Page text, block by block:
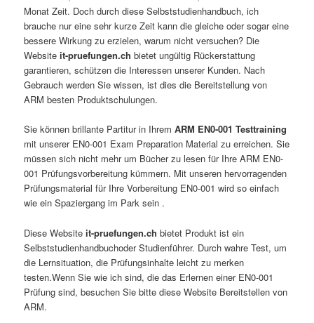
Monat Zeit. Doch durch diese Selbststudienhandbuch, ich
brauche nur eine sehr kurze Zeit kann die gleiche oder sogar eine
bessere Wirkung zu erzielen, warum nicht versuchen? Die
Websiteit-pruefungen.ch bietet ungültig Rückerstattung
garantieren, schützen die Interessen unserer Kunden. Nach
Gebrauch werden Sie wissen, ist dies die Bereitstellung von
ARM besten Produktschulungen.
Sie können brillante Partitur in IhremARM EN0-001 Testtraining
mit unserer EN0-001 Exam Preparation Material zu erreichen. Sie
müssen sich nicht mehr um Bücher zu lesen für Ihre ARM EN0-
001 Prüfungsvorbereitung kümmern. Mit unseren hervorragenden
Prüfungsmaterial für Ihre Vorbereitung EN0-001 wird so einfach
wie ein Spaziergang im Park sein .
Diese Websiteit-pruefungen.ch bietet Produkt ist ein
Selbststudienhandbuchoder Studienführer. Durch wahre Test, um
die Lernsituation, die Prüfungsinhalte leicht zu merken
testen.Wenn Sie wie ich sind, die das Erlernen einer EN0-001
Prüfung sind, besuchen Sie bitte diese Website Bereitstellen von
ARM.